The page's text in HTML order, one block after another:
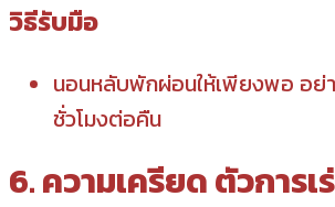
วิธีรับมือ
นอนหลับพักผ่อนให้เพียงพอ อย่
ชั่วโมงต่อคืน
6. ความเครียด ตัวการ